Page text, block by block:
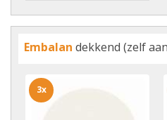
Embalan dekkend (zelf
3x